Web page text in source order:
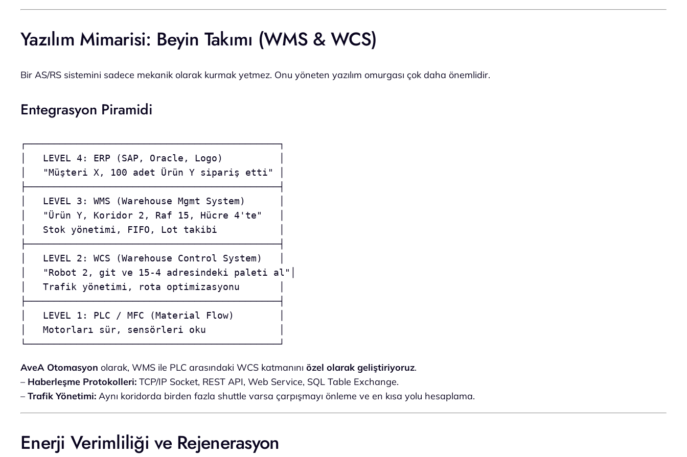
Yazılım Mimarisi: Beyin Takımı (WMS & WCS)
Bir AS/RS sistemini sadece mekanik olarak kurmak yetmez. Onu yöneten yazılım omurgası çok daha önemlidir.
Entegrasyon Piramidi
┌─────────────────────────────────────────────┐
│   LEVEL 4: ERP (SAP, Oracle, Logo)          │
│   "Müşteri X, 100 adet Ürün Y sipariş etti" │
├─────────────────────────────────────────────┤
│   LEVEL 3: WMS (Warehouse Mgmt System)      │
│   "Ürün Y, Koridor 2, Raf 15, Hücre 4'te"   │
│   Stok yönetimi, FIFO, Lot takibi           │
├─────────────────────────────────────────────┤
│   LEVEL 2: WCS (Warehouse Control System)   │
│   "Robot 2, git ve 15-4 adresindeki paleti al"│
│   Trafik yönetimi, rota optimizasyonu       │
├─────────────────────────────────────────────┤
│   LEVEL 1: PLC / MFC (Material Flow)        │
│   Motorları sür, sensörleri oku             │
AveA Otomasyon olarak, WMS ile PLC arasındaki WCS katmanını özel olarak geliştiriyoruz.
– Haberleşme Protokolleri: TCP/IP Socket, REST API, Web Service, SQL Table Exchange.
– Trafik Yönetimi: Aynı koridorda birden fazla shuttle varsa çarpışmayı önleme ve en kısa yolu hesaplama.
Enerji Verimliliği ve Rejenerasyon